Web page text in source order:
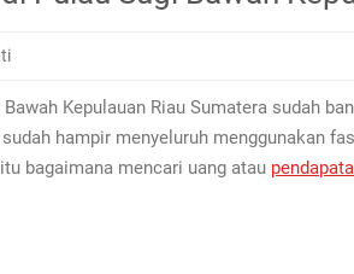
Kepulauan Riau Sumatera sudah
hampir menyeluruh menggunakan
bagaimana mencari uang atau